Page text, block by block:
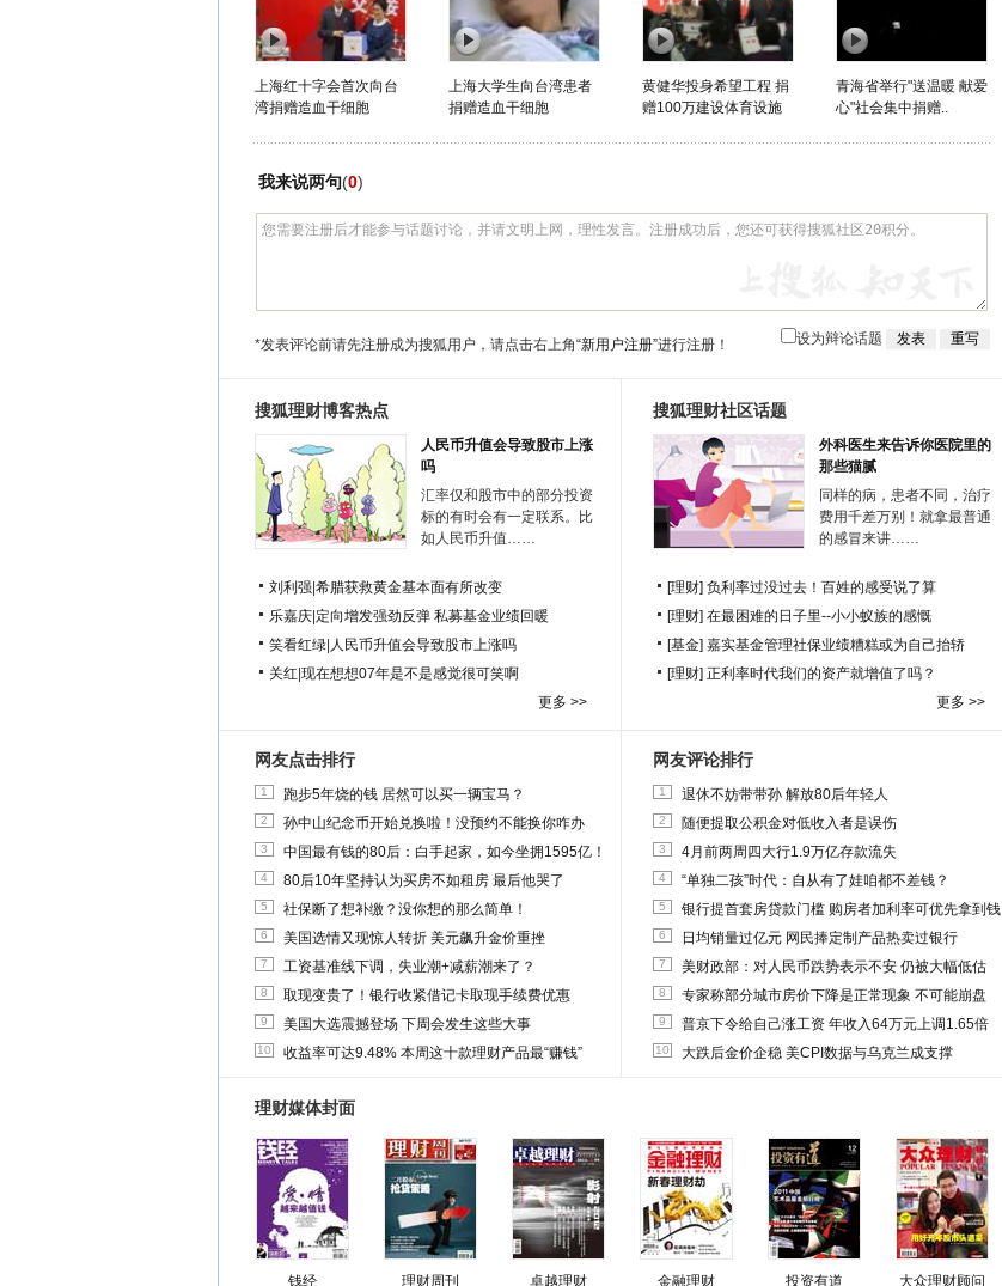
上海红十字会首次向台
湾捐赠造血干细胞
上海大学生向台湾患者
捐赠造血干细胞
黄健华投身希望工程 捐
赠100万建设体育设施
青海省举行"送温暖 献爱
心"社会集中捐赠..
我来说两句(0)
*发表评论前请先注册成为搜狐用户，请点击右上角“新用户注册”进行注册！ 设为辩论话题
搜狐理财博客热点
人民币升值会导致股市上涨
吗
汇率仅和股市中的部分投资
标的有时会有一定联系。比
如人民币升值……
刘利强 希腊获救黄金基本面有所改变
乐嘉庆 定向增发强劲反弹 私募基金业绩回暖
笑看红绿 人民币升值会导致股市上涨吗
关红 现在想想07年是不是感觉很可笑啊
更多 >>
搜狐理财社区话题
外科医生来告诉你医院里的
那些猫腻
同样的病，患者不同，治疗
费用千差万别！就拿最普通
的感冒来讲……
[理财] 负利率过没过去！百姓的感受说了算
[理财] 在最困难的日子里--小小蚁族的感慨
[基金] 嘉实基金管理社保业绩糟糕或为自己抬轿
[理财] 正利率时代我们的资产就增值了吗？
更多 >>
网友点击排行
1 跑步5年烧的钱 居然可以买一辆宝马？
2 孙中山纪念币开始兑换啦！没预约不能换你咋办
3 中国最有钱的80后：白手起家，如今坐拥1595亿！
4 80后10年坚持认为买房不如租房 最后他哭了
5 社保断了想补缴？没你想的那么简单！
6 美国选情又现惊人转折 美元飙升金价重挫
7 工资基准线下调，失业潮+减薪潮来了？
8 取现变贵了！银行收紧借记卡取现手续费优惠
9 美国大选震撼登场 下周会发生这些大事
10 收益率可达9.48% 本周这十款理财产品最“赚钱”
网友评论排行
1 退休不妨带带孙 解放80后年轻人
2 随便提取公积金对低收入者是误伤
3 4月前两周四大行1.9万亿存款流失
4 “单独二孩”时代：自从有了娃咱都不差钱？
5 银行提首套房贷款门槛 购房者加利率可优先拿到钱
6 日均销量过亿元 网民捧定制产品热卖过银行
7 美财政部：对人民币跌势表示不安 仍被大幅低估
8 专家称部分城市房价下降是正常现象 不可能崩盘
9 普京下令给自己涨工资 年收入64万元上调1.65倍
10 大跌后金价企稳 美CPI数据与乌克兰成支撑
理财媒体封面
钱经 理财周刊 卓越理财 金融理财 投资有道 大众理财顾问